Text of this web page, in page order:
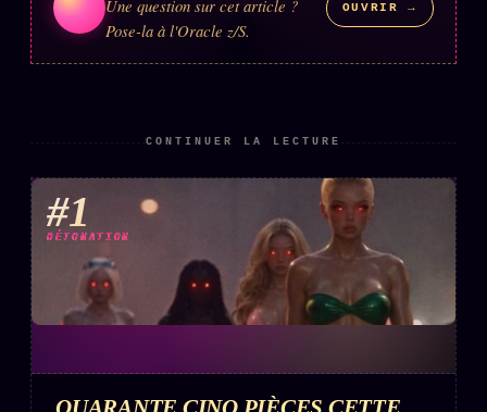
ÉDITORIAL ÉQUIPE + AUTEURS
Équipe
Auteurs
Personas
Who is who
Une question sur cet article ?
Pose-la à l'Oracle z/S.
OUVRIR →
CONTINUER LA LECTURE
#1
DÉTONATION